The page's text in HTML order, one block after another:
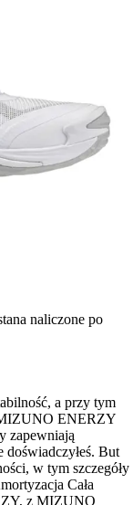
naliczone po
a przy tym
ENERZY
zapewniają
doświadczyłeś. But
w tym szczegóły
Cała
z MIZUNO